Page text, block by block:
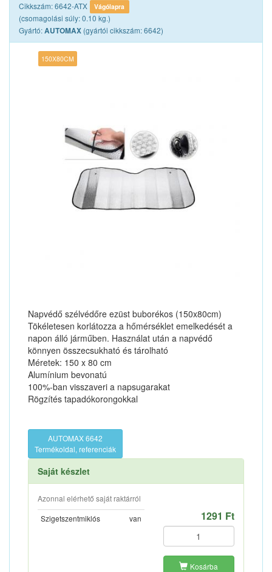
Cikkszám: 6642-ATX Vágólapra
(csomagolási súly: 0.10 kg.)
Gyártó:AUTOMAX (gyártói cikkszám: 6642)
150X80CM
Napvédő szélvédőre ezüst buborékos (150x80cm)
Tökéletesen korlátozza a hőmérséklet emelkedését a
napon álló járműben. Használat után a napvédő
könnyen összecsukható és tárolható
Méretek: 150 x 80 cm
Alumínium bevonatú
100%-ban visszaveri a napsugarakat
Rögzítés tapadókorongokkal
AUTOMAX 6642
Termékoldal, referenciák
Saját készlet
Azonnal elérhető saját raktárról
Szigetszentmiklós
van 1291 Ft
Kosárba